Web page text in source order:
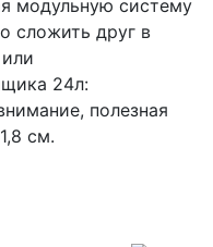
модульную систему
сложить друг в
24л:
полезная
см.